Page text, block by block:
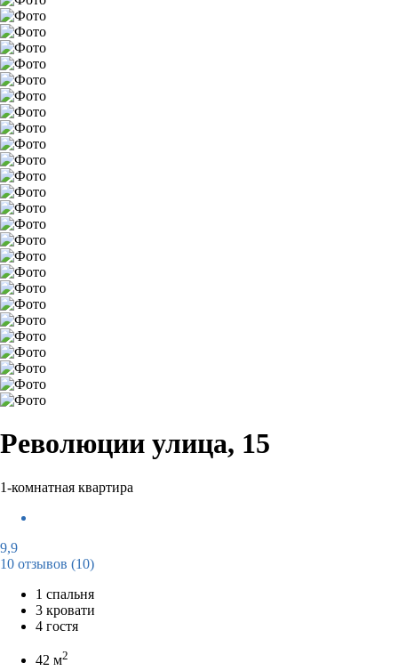
Революции улица, 15
1-комнатная квартира
9,9
10 отзывов (10)
1 спальня
3 кровати
4 гостя
42 м2